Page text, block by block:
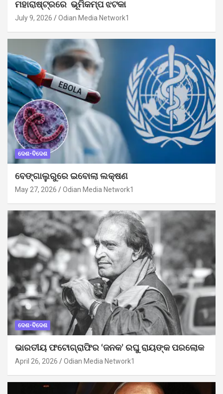
ମହାରାଷ୍ଟ୍ରରେ ଭୂମିକମ୍ପ ଝଟକା
July 9, 2026 Odian Media Network1
ଦେଶ-ବିଦେଶ
ବେଙ୍ଗାଲୁରୁରେ ଇବୋଲା ଲକ୍ଷଣ
May 27, 2026 Odian Media Network1
ଦେଶ-ବିଦେଶ
ଭାରତୀୟ ଫଟୋଗ୍ରାଫିର ‘ଜନକ’ ରଘୁ ରାୟଙ୍କ ପରଲୋକ
April 26, 2026 Odian Media Network1